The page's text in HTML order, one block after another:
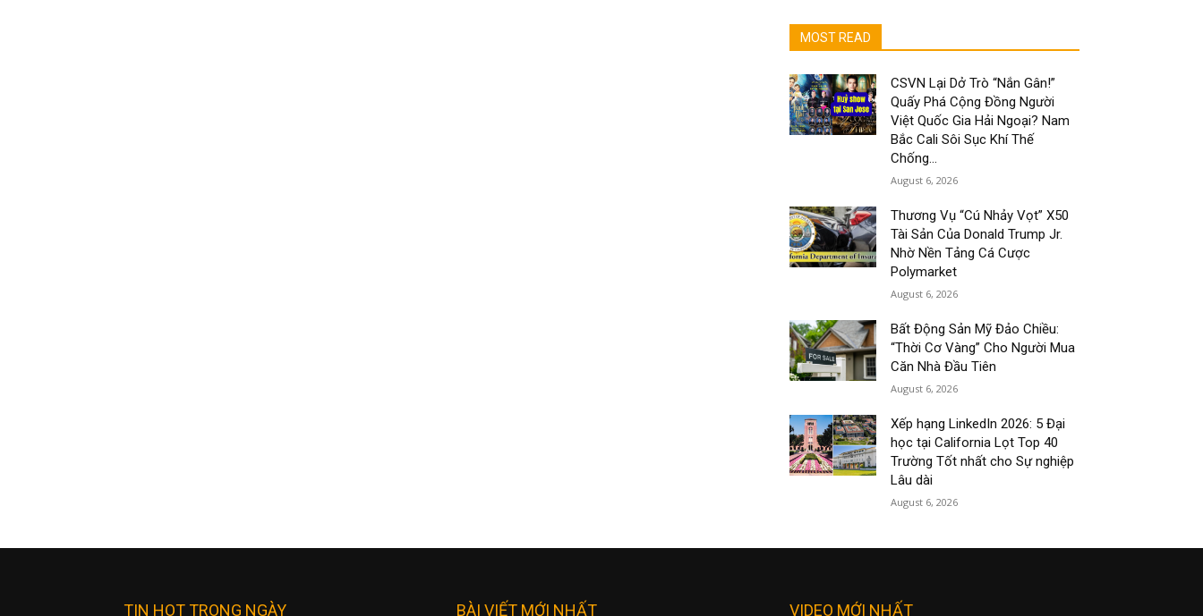
MOST READ
CSVN Lại Dở Trò “Nắn Gân!”
Quấy Phá Cộng Đồng Người
Việt Quốc Gia Hải Ngoại? Nam
Bắc Cali Sôi Sục Khí Thế
Chống...
August 6, 2026
Thương Vụ “Cú Nhảy Vọt” X50
Tài Sản Của Donald Trump Jr.
Nhờ Nền Tảng Cá Cược
Polymarket
August 6, 2026
Bất Động Sản Mỹ Đảo Chiều:
“Thời Cơ Vàng” Cho Người Mua
Căn Nhà Đầu Tiên
August 6, 2026
Xếp hạng LinkedIn 2026: 5 Đại
học tại California Lọt Top 40
Trường Tốt nhất cho Sự nghiệp
Lâu dài
August 6, 2026
TIN HOT TRONG NGÀY BÀI VIẾT MỚI NHẤT VIDEO MỚI NHẤT